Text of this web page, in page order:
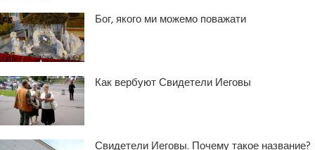
Бог, якого ми можемо поважати
Как вербуют Свидетели Иеговы
Свидетели Иеговы. Почему такое название?